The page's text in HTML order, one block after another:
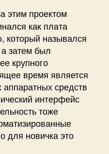
этим проектом
как плата
который назывался
затем был
крупного
время является
средств
интерфейс
тоже
для новичка это